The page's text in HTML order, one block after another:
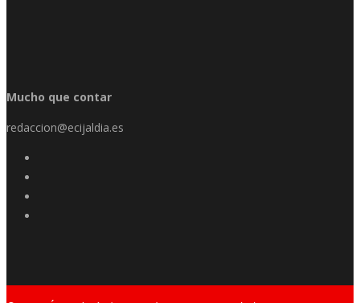
Mucho que contar
redaccion@ecijaldia.es